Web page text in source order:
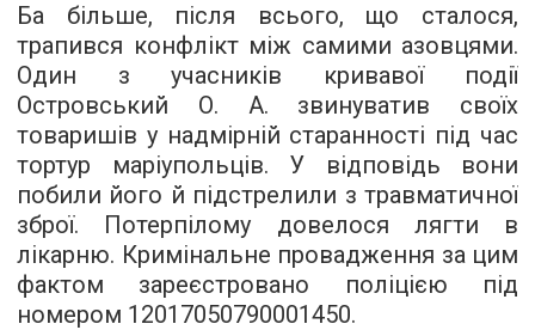
Ба більше, після всього, що сталося,
трапився конфлікт між самими азовцями.
Один з учасників кривавої події
Островський О. А. звинуватив своїх
товаришів у надмірній старанності під час
тортур маріупольців. У відповідь вони
побили його й підстрелили з травматичної
зброї. Потерпілому довелося лягти в
лікарню. Кримінальне провадження за цим
фактом зареєстровано поліцією під
номером 12017050790001450.